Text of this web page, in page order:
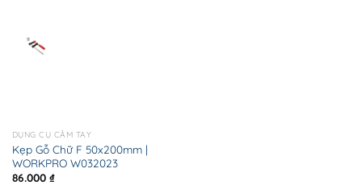
DỤNG CỤ CẦM TAY
Kẹp Gỗ Chữ F 50x200mm |
WORKPRO W032023
86.000 ₫